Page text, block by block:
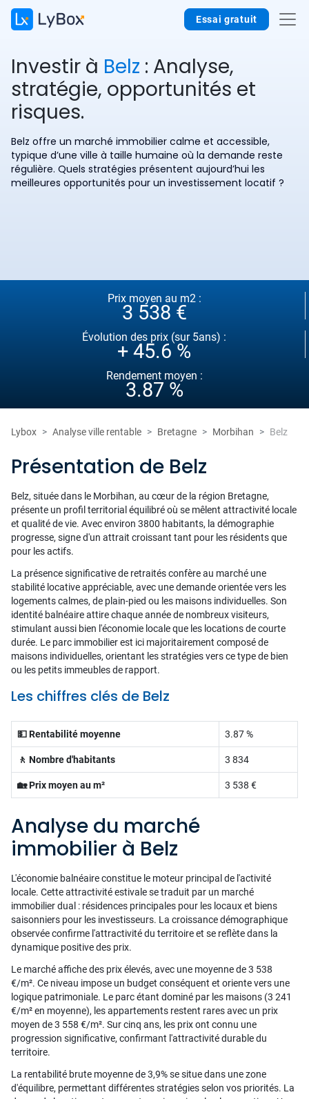
Essai gratuit
Investir à Belz : Analyse,
stratégie, opportunités et
risques.
Belz offre un marché immobilier calme et accessible,
typique d’une ville à taille humaine où la demande reste
régulière. Quels stratégies présentent aujourd’hui les
meilleures opportunités pour un investissement locatif ?
Prix moyen au m2 :
3 538 €
Évolution des prix (sur 5ans) :
+ 45.6 %
Rendement moyen :
3.87 %
Lybox Analyse ville rentable Bretagne Morbihan Belz
Présentation de Belz
Belz, située dans le Morbihan, au cœur de la région Bretagne,
présente un profil territorial équilibré où se mêlent attractivité locale
et qualité de vie. Avec environ 3800 habitants, la démographie
progresse, signe d'un attrait croissant tant pour les résidents que
pour les actifs.
La présence significative de retraités confère au marché une
stabilité locative appréciable, avec une demande orientée vers les
logements calmes, de plain-pied ou les maisons individuelles. Son
identité balnéaire attire chaque année de nombreux visiteurs,
stimulant aussi bien l'économie locale que les locations de courte
durée. Le parc immobilier est ici majoritairement composé de
maisons individuelles, orientant les stratégies vers ce type de bien
ou les petits immeubles de rapport.
Les chiffres clés de Belz
💵 Rentabilité moyenne 3.87 %
🚶 Nombre d'habitants 3 834
🏡 Prix moyen au m² 3 538 €
Analyse du marché
immobilier à Belz
L'économie balnéaire constitue le moteur principal de l'activité
locale. Cette attractivité estivale se traduit par un marché
immobilier dual : résidences principales pour les locaux et biens
saisonniers pour les investisseurs. La croissance démographique
observée confirme l'attractivité du territoire et se reflète dans la
dynamique positive des prix.
Le marché affiche des prix élevés, avec une moyenne de 3 538
€/m². Ce niveau impose un budget conséquent et oriente vers une
logique patrimoniale. Le parc étant dominé par les maisons (3 241
€/m² en moyenne), les appartements restent rares avec un prix
moyen de 3 558 €/m². Sur cinq ans, les prix ont connu une
progression significative, confirmant l'attractivité durable du
territoire.
La rentabilité brute moyenne de 3,9% se situe dans une zone
d'équilibre, permettant différentes stratégies selon vos priorités. La